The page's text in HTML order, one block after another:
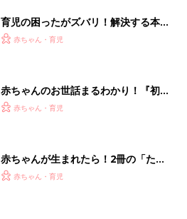
育児の困ったがズバリ！解決する本
『ひよこクラブ 秋号』 4カ月～2才
赤ちゃん・育児
赤ちゃんのお世話まるわかり！『初め
てのひよこクラブ 夏号』〈巻頭大特
赤ちゃん・育児
赤ちゃんが生まれたら！2冊の「たま
ひよ」
赤ちゃん・育児